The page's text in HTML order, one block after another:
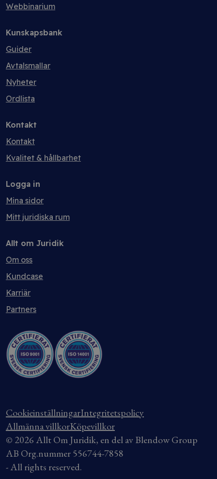
Webbinarium
Kunskapsbank
Guider
Avtalsmallar
Nyheter
Ordlista
Kontakt
Kontakt
Kvalitet & hållbarhet
Logga in
Mina sidor
Mitt juridiska rum
Allt om Juridik
Om oss
Kundcase
Karriär
Partners
CookieinställningarIntegritetspolicy
Allmänna villkorKöpevillkor
© 2026 Allt Om Juridik, en del av Blendow Group
AB Org.nummer 556744-7858
- All rights reserved.